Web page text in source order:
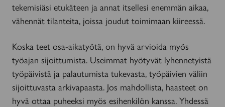
tekemisiäsi etukäteen ja annat itsellesi enemmän aikaa,
vähennät tilanteita, joissa joudut toimimaan kiireessä.
Koska teet osa-aikatyötä, on hyvä arvioida myös
työajan sijoittumista. Useimmat hyötyvät lyhennetyistä
työpäivistä ja palautumista tukevasta, työpäivien väliin
sijoittuvasta arkivapaasta. Jos mahdollista, haasteet on
hyvä ottaa puheeksi myös esihenkilön kanssa. Yhdessä